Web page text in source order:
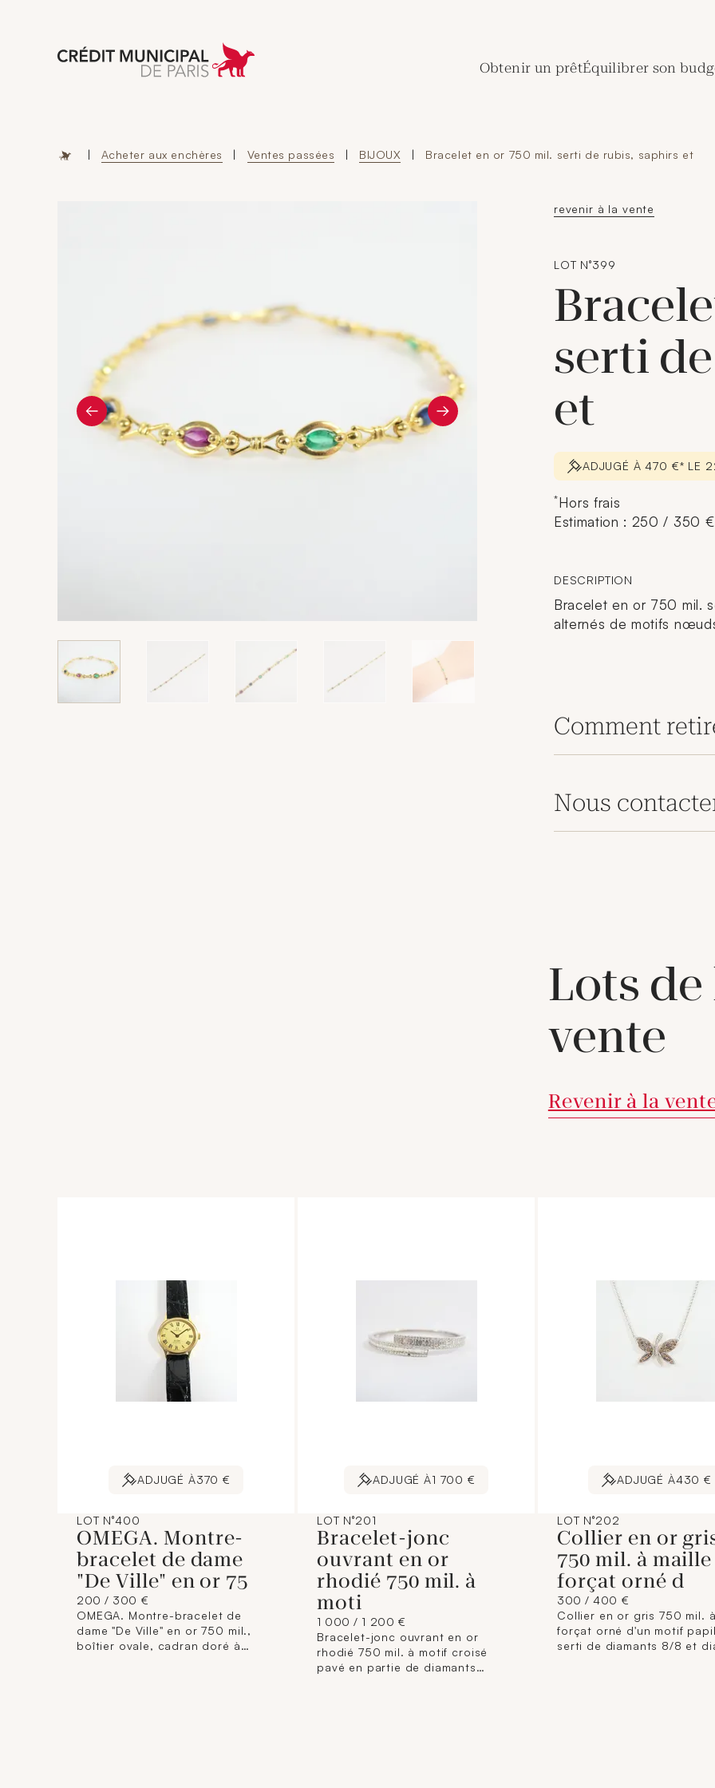
Aller à l'accueil de Crédit Municipal de Paris
Obtenir un prêtÉquilibrer son
| Acheter aux enchères | Ventes passées | BIJOUX | Bracelet en or 750 mil. serti de rubis, saphirs et
revenir à la vente
LOT N°399
serti
et
ADJUGÉ À 470 €* LE
*Hors frais
Estimation : 250 / 350 €
DESCRIPTION
Bracelet en or 750 mil.
alternés de motifs
Comment
Nous
Lots de
vente
Revenir à la
ADJUGÉ À370 €
LOT N°400
OMEGA. Montre-
bracelet de dame
"De Ville" en or 75
200 / 300 €
OMEGA. Montre-bracelet de
dame "De Ville" en or 750 mil.,
boîtier ovale, cadran doré à
ADJUGÉ À1 700 €
LOT N°201
Bracelet-jonc
ouvrant en or
rhodié 750 mil. à
moti
1 000 / 1 200 €
Bracelet-jonc ouvrant en or
rhodié 750 mil. à motif croisé
pavé en partie de diamants
ADJUGÉ À430 €
LOT N°202
Collier en or
750 mil. à maille
forçat orné d
300 / 400 €
Collier en or gris 750 mil.
forçat orné d'un motif
serti de diamants 8/8 et